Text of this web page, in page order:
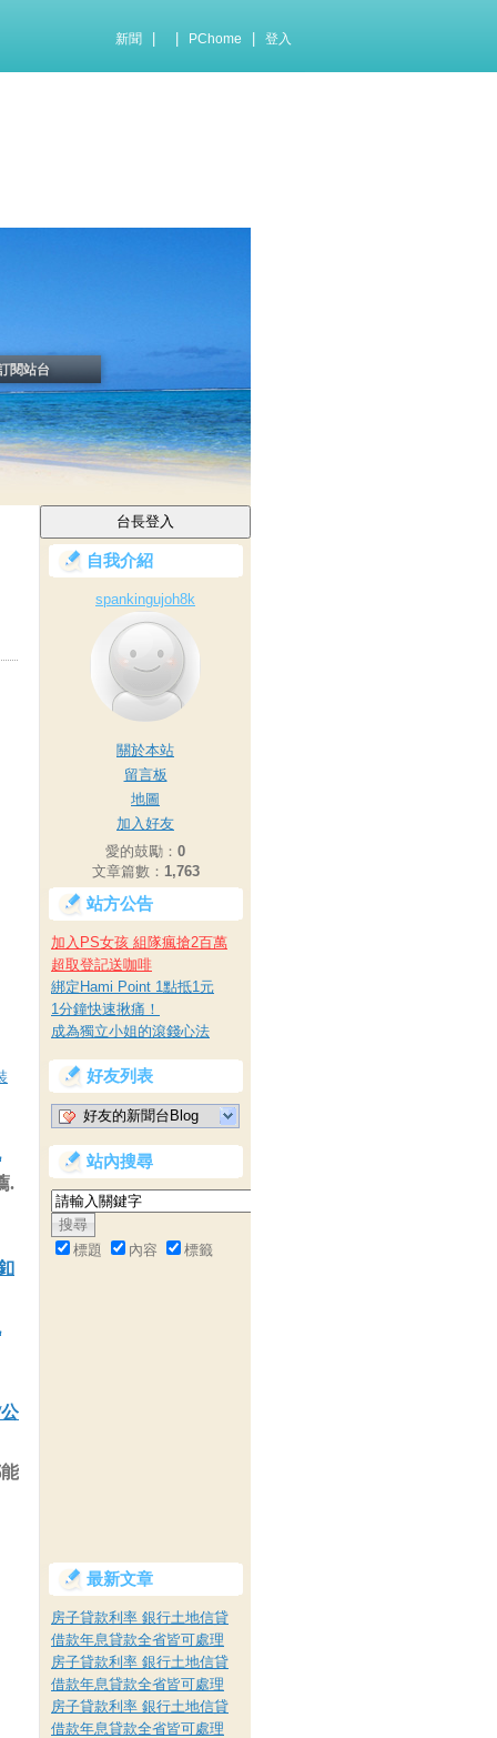
新聞 PChome 登入
閱站台
.
自我介紹
spankingujoh8k
關於本站
留言板
地圖
加入好友
愛的鼓勵： 0
文章篇數： 1,763
站方公告
加入PS女孩 組隊瘋搶2百萬
超取登記送咖啡
綁定Hami Point 1點抵1元
1分鐘快速揪痛！
成為獨立小姐的滾錢心法
好友列表
好友的新聞台Blog
站內搜尋
標題 內容 標籤
最新文章
房子貸款利率 銀行土地信貸
借款年息貸款全省皆可處理
房子貸款利率 銀行土地信貸
借款年息貸款全省皆可處理
房子貸款利率 銀行土地信貸
借款年息貸款全省皆可處理